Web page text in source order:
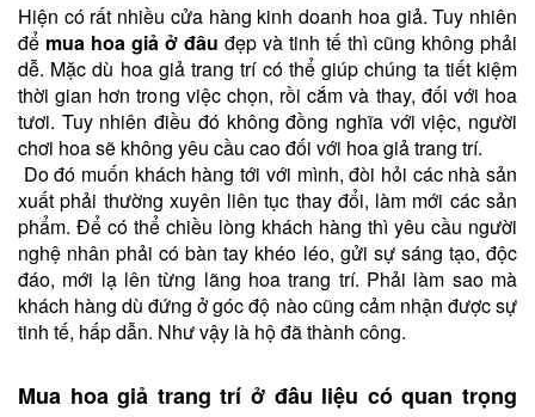
Hiện có rất nhiều cửa hàng kinh doanh hoa giả. Tuy nhiên
để mua hoa giả ở đâu đẹp và tinh tế thì cũng không phải
dễ. Mặc dù hoa giả trang trí có thể giúp chúng ta tiết kiệm
thời gian hơn trong việc chọn, rồi cắm và thay, đối với hoa
tươi. Tuy nhiên điều đó không đồng nghĩa với việc, người
chơi hoa sẽ không yêu cầu cao đối với hoa giả trang trí.
Do đó muốn khách hàng tới với mình, đòi hỏi các nhà sản
xuất phải thường xuyên liên tục thay đổi, làm mới các sản
phẩm. Để có thể chiều lòng khách hàng thì yêu cầu người
nghệ nhân phải có bàn tay khéo léo, gửi sự sáng tạo, độc
đáo, mới lạ lên từng lãng hoa trang trí. Phải làm sao mà
khách hàng dù đứng ở góc độ nào cũng cảm nhận được sự
tinh tế, hấp dẫn. Như vậy là hộ đã thành công.
Mua hoa giả trang trí ở đâu liệu có quan trọng